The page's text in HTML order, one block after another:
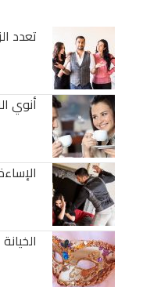
تعدد
أنوي